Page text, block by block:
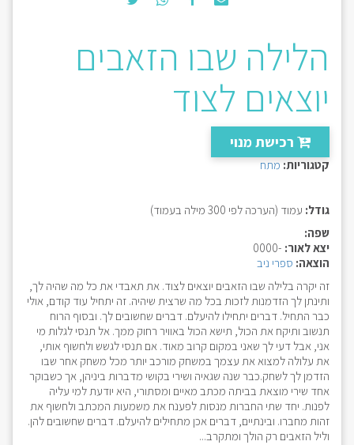
הלילה שבו הזאבים
יוצאים לצוד
רכישת מנוי
קטגוריות: מתח
גודל: עמוד (הערכה לפי 300 מילה בעמוד)
שפה:
יצא לאור: -0000
הוצאה: ספרי ניב
זה יקרה בלילה שבו הזאבים יוצאים לצוד. את תאבדי את כל מה שהיה לך,
ותינתן לך הזדמנות לזכות בכל מה שרצית שיהיה. זה יתחיל עוד קודם, אולי
כבר התחיל. דברים יתחילו להיעלם. דברים שחשובים לך. ובסוף הרוח
תנשוב ותיקח את הכול, תישא הכול באוויר רחוק ממך. אל תנסי לגלות מי
אני, אבל דעי לך שאני במקום קרוב מאוד. אם תנסי לגשש ולחשוף אותי,
את עלולה למצוא את עצמך במשחק מורכב יותר מכל משחק אחר שבו
הזדמן לך לשחק.כבר שנה שגאיה ושירי בקושי מדברות ביניהן, אך כשבוקר
אחד שירי מוצאת בביתה מכתב מאיים ומסתורי, היא יודעת למי עליה
לפנות. יחד שתי החברות מנסות לפענח את משמעות המכתב ולחשוף את
זהות מחברו. ובינתיים, דברים אכן מתחילים להיעלם. דברים שחשובים להן.
וליל הזאבים רק הולך ומתקרב...